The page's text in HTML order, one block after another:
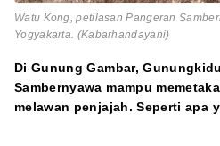
Watu Kong, petilasan Pangeran
Yogyakarta. (Kabarhandayani)
Di Gunung Gambar,
Sambernyawa mampu
melawan penjajah. Seperti apa